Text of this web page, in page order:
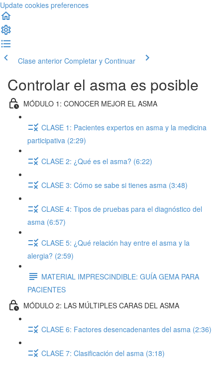
Update cookies preferences
Clase anterior Completar y Continuar
Controlar el asma es posible
MÓDULO 1: CONOCER MEJOR EL ASMA
CLASE 1: Pacientes expertos en asma y la medicina
participativa (2:29)
CLASE 2: ¿Qué es el asma? (6:22)
CLASE 3: Cómo se sabe si tienes asma (3:48)
CLASE 4: Tipos de pruebas para el diagnóstico del
asma (6:57)
CLASE 5: ¿Qué relación hay entre el asma y la
alergia? (2:59)
MATERIAL IMPRESCINDIBLE: GUÍA GEMA PARA
PACIENTES
MÓDULO 2: LAS MÚLTIPLES CARAS DEL ASMA
CLASE 6: Factores desencadenantes del asma (2:36)
CLASE 7: Clasificación del asma (3:18)